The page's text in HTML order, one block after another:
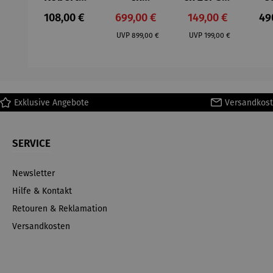
– Anna
Mütz
Regulärer Preis:
108,00 €
Aluminium
– Valor
Verkaufspreis:
699,00 €
UVP Regulärer Preis:
899,00 €
– Dalias
Verkaufspreis:
149,00 €
UVP Regulärer Preis:
199,00 €
Exklusive Angebote
SERVICE
Newsletter
Hilfe & Kontakt
Retouren & Reklamation
Versandkosten